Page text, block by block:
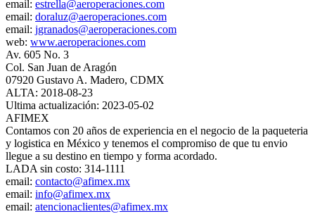
email: estrella@aeroperaciones.com
email: doraluz@aeroperaciones.com
email: jgranados@aeroperaciones.com
web: www.aeroperaciones.com
Av. 605 No. 3
Col. San Juan de Aragón
07920 Gustavo A. Madero, CDMX
ALTA: 2018-08-23
Ultima actualización: 2023-05-02
AFIMEX
Contamos con 20 años de experiencia en el negocio de la paqueteria
y logistica en México y tenemos el compromiso de que tu envio
llegue a su destino en tiempo y forma acordado.
LADA sin costo: 314-1111
email: contacto@afimex.mx
email: info@afimex.mx
email: atencionaclientes@afimex.mx